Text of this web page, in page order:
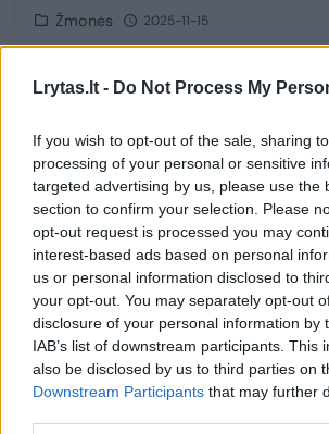
Lrytas.lt - Do Not Process My
If you wish to opt-out of the sale, sharing
processing of your personal or sensitive
targeted advertising by us, please use the
section to confirm your selection. Please
opt-out request is processed you may
interest-based ads based on personal
us or personal information disclosed to
your opt-out. You may separately opt-out
disclosure of your personal information by
IAB’s list of downstream participants. This
also be disclosed by us to third parties on
Downstream Participants that may further
Žmonės 2025-11-15
Video
Namų kiemą lemputėmis